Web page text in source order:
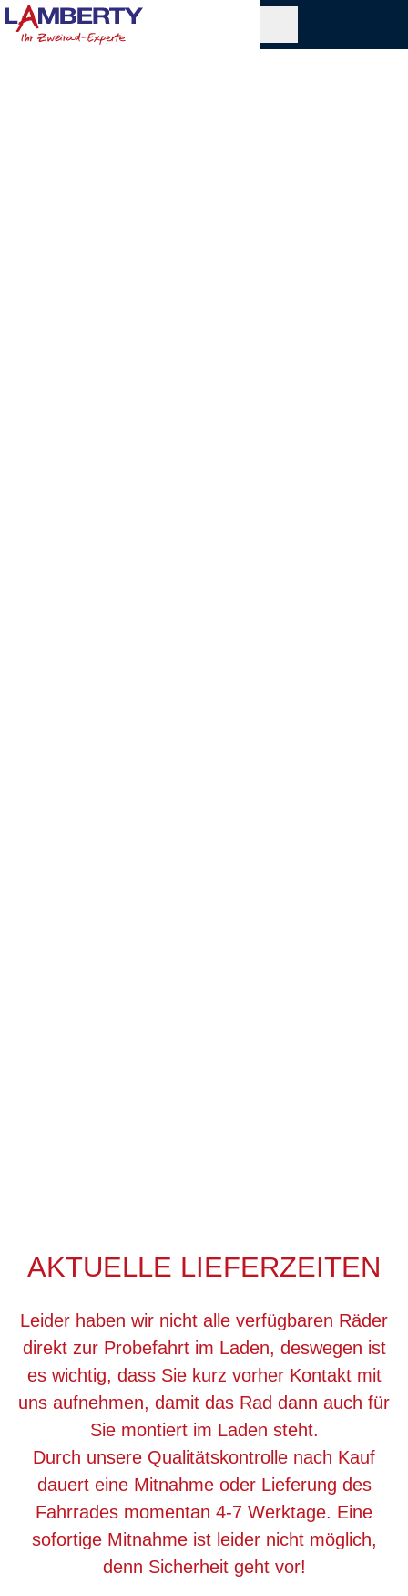
AKTUELLE LIEFERZEITEN
Leider haben wir nicht alle verfügbaren Räder
direkt zur Probefahrt im Laden, deswegen ist
es wichtig, dass Sie kurz vorher Kontakt mit
uns aufnehmen, damit das Rad dann auch für
Sie montiert im Laden steht.
Durch unsere Qualitätskontrolle nach Kauf
dauert eine Mitnahme oder Lieferung des
Fahrrades momentan 4-7 Werktage. Eine
sofortige Mitnahme ist leider nicht möglich,
denn Sicherheit geht vor!